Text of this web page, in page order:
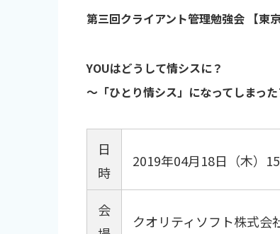
第三回クライアント管理勉強会 【東京
YOUはどうして情シスに？
～「ひとり情シス」になってしまっ
日
時
2019年04月18日（木）
会
クオリティソフト株式